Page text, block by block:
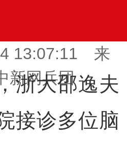
13:07:11 来
新网兵团
大邵逸夫
接诊多位脑